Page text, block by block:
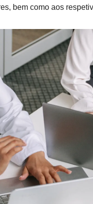
bem como aos